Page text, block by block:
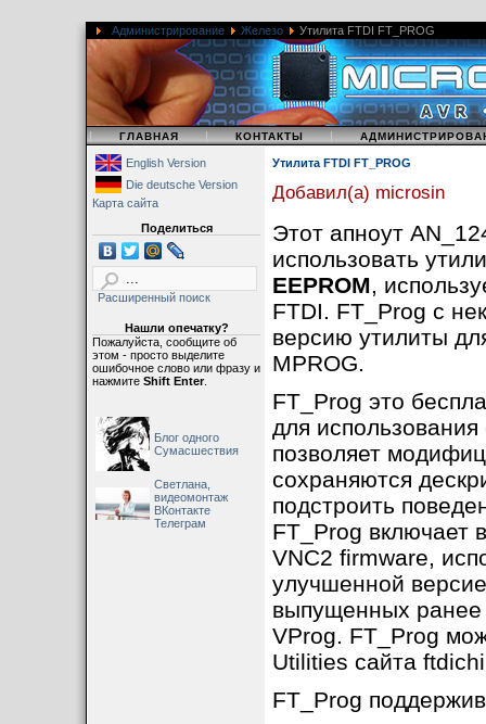
Администрирование Железо Утилита FTDI FT_PROG
| ГЛАВНАЯ | КОНТАКТЫ |
English Version
Die deutsche Version
Карта сайта
Поделиться
Расширенный поиск
Нашли опечатку?
Пожалуйста, сообщите об
этом - просто выделите
ошибочное слово или фразу и
нажмите Shift Enter.
Блог одного
Сумасшествия
Светлана,
видеомонтаж
ВКонтакте
Телеграм
Утилита FTDI FT_PROG
Добавил(а) microsin
Этот апноут
использовать
EEPROM,
FTDI. FT_Prog с
версию утилиты
MPROG.
FT_Prog это
для
позволяет
сохраняются
подстроить
FT_Prog включает
VNC2 firmware,
улучшенной
выпущенных ранее
VProg. FT_Prog
Utilities сайта
FT_Prog